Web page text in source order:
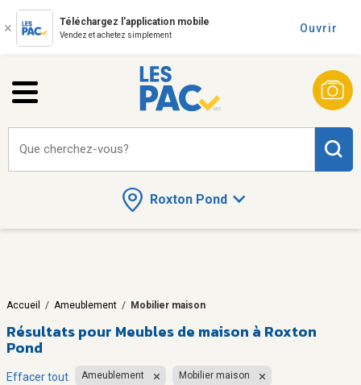
Téléchargez l'application mobile
Vendez et achetez simplement
Ouvrir
Roxton Pond
Que cherchez-vous?
Accueil / Ameublement / Mobilier maison
Résultats pour Meubles de maison à Roxton
Pond
Effacer tout Ameublement Mobilier maison